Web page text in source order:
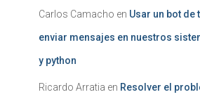
Carlos Camacho en Usar un bot de
enviar mensajes en nuestros
y python
Ricardo Arratia en Resolver el